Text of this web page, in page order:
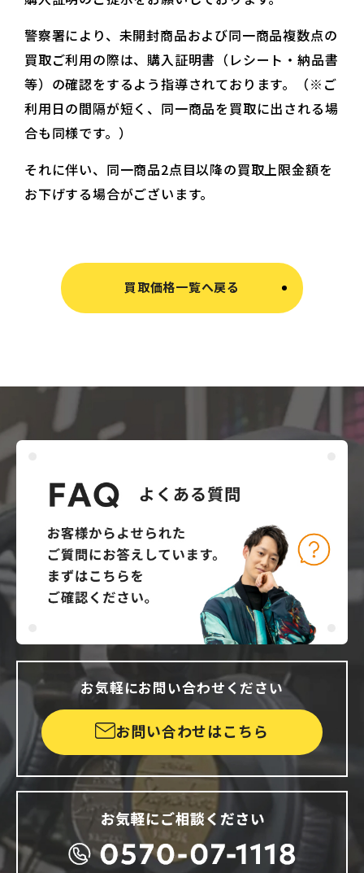
警察署により、未開封商品および同一商品複数点の
買取ご利用の際は、購入証明書（レシート・納品書
等）の確認をするよう指導されております。（※ご
利用日の間隔が短く、同一商品を買取に出される場
合も同様です。）
それに伴い、同一商品2点目以降の買取上限金額を
お下げする場合がございます。
買取価格一覧へ戻る
お気軽にお問い合わせください
お問い合わせはこちら